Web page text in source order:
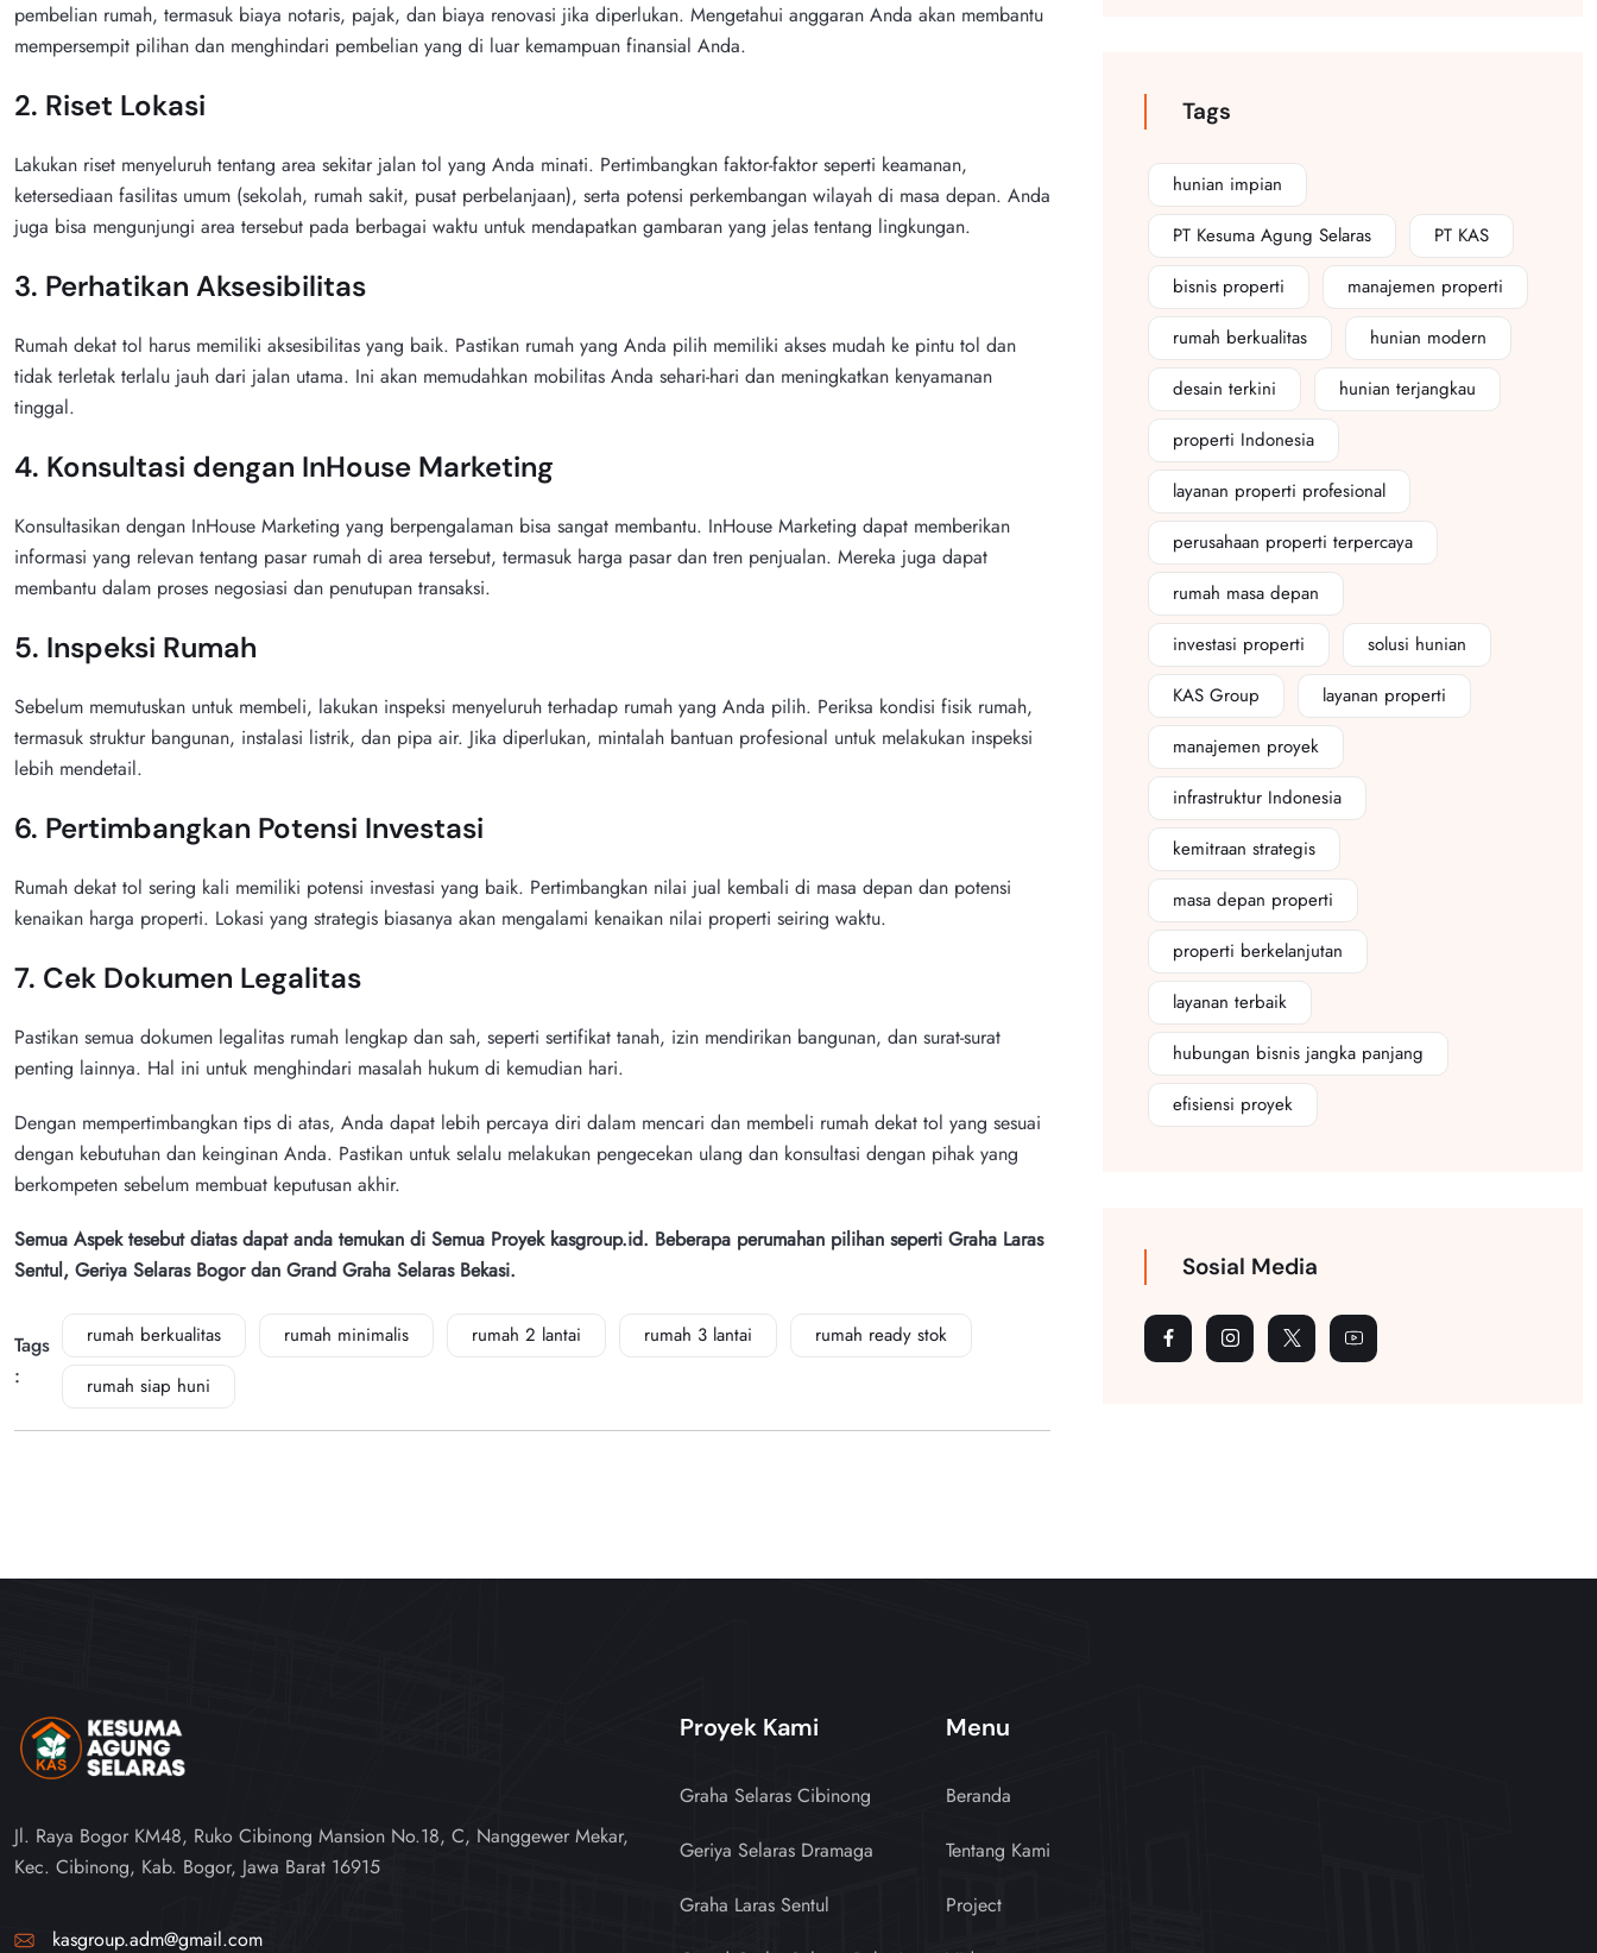
pembelian rumah, termasuk biaya notaris, pajak, dan biaya renovasi jika diperlukan. Mengetahui anggaran Anda akan membantu
mempersempit pilihan dan menghindari pembelian yang di luar kemampuan finansial Anda.
2. Riset Lokasi
Lakukan riset menyeluruh tentang area sekitar jalan tol yang Anda minati. Pertimbangkan faktor-faktor seperti keamanan,
ketersediaan fasilitas umum (sekolah, rumah sakit, pusat perbelanjaan), serta potensi perkembangan wilayah di masa depan. Anda
juga bisa mengunjungi area tersebut pada berbagai waktu untuk mendapatkan gambaran yang jelas tentang lingkungan.
3. Perhatikan Aksesibilitas
Rumah dekat tol harus memiliki aksesibilitas yang baik. Pastikan rumah yang Anda pilih memiliki akses mudah ke pintu tol dan
tidak terletak terlalu jauh dari jalan utama. Ini akan memudahkan mobilitas Anda sehari-hari dan meningkatkan kenyamanan
tinggal.
4. Konsultasi dengan InHouse Marketing
Konsultasikan dengan InHouse Marketing yang berpengalaman bisa sangat membantu. InHouse Marketing dapat memberikan
informasi yang relevan tentang pasar rumah di area tersebut, termasuk harga pasar dan tren penjualan. Mereka juga dapat
membantu dalam proses negosiasi dan penutupan transaksi.
5. Inspeksi Rumah
Sebelum memutuskan untuk membeli, lakukan inspeksi menyeluruh terhadap rumah yang Anda pilih. Periksa kondisi fisik rumah,
termasuk struktur bangunan, instalasi listrik, dan pipa air. Jika diperlukan, mintalah bantuan profesional untuk melakukan inspeksi
lebih mendetail.
6. Pertimbangkan Potensi Investasi
Rumah dekat tol sering kali memiliki potensi investasi yang baik. Pertimbangkan nilai jual kembali di masa depan dan potensi
kenaikan harga properti. Lokasi yang strategis biasanya akan mengalami kenaikan nilai properti seiring waktu.
7. Cek Dokumen Legalitas
Pastikan semua dokumen legalitas rumah lengkap dan sah, seperti sertifikat tanah, izin mendirikan bangunan, dan surat-surat
penting lainnya. Hal ini untuk menghindari masalah hukum di kemudian hari.
Dengan mempertimbangkan tips di atas, Anda dapat lebih percaya diri dalam mencari dan membeli rumah dekat tol yang sesuai
dengan kebutuhan dan keinginan Anda. Pastikan untuk selalu melakukan pengecekan ulang dan konsultasi dengan pihak yang
berkompeten sebelum membuat keputusan akhir.
Semua Aspek tesebut diatas dapat anda temukan di Semua Proyek kasgroup.id. Beberapa perumahan pilihan seperti Graha Laras
Sentul, Geriya Selaras Bogor dan Grand Graha Selaras Bekasi.
Tags
:
rumah berkualitas rumah minimalis rumah 2 lantai rumah 3 lantai
rumah ready stok
rumah siap huni
Tags
hunian impian
PT Kesuma Agung Selaras
PT KAS
bisnis properti
manajemen properti
rumah berkualitas
hunian modern
desain terkini
hunian terjangkau
properti Indonesia
layanan properti profesional
perusahaan properti terpercaya
rumah masa depan
investasi properti
solusi hunian
KAS Group
layanan properti
manajemen proyek
infrastruktur Indonesia
kemitraan strategis
masa depan properti
properti berkelanjutan
layanan terbaik
hubungan bisnis jangka panjang
efisiensi proyek
Sosial Media
Jl. Raya Bogor KM48, Ruko Cibinong Mansion No.18, C, Nanggewer Mekar,
Kec. Cibinong, Kab. Bogor, Jawa Barat 16915
kasgroup.adm@gmail.com
Proyek Kami
Graha Selaras Cibinong
Geriya Selaras Dramaga
Graha Laras Sentul
Menu
Beranda
Tentang Kami
Project